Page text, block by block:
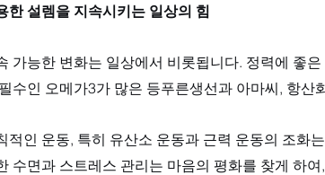
한 설렘을 지속시키는 일상의 힘
가능한 변화는 일상에서 비롯됩니다. 정력에 좋
수인 오메가3가 많은 등푸른생선과 아마씨, 항
적인 운동, 특히 유산소 운동과 근력 운동의 조화
수면과 스트레스 관리는 마음의 평화를 찾게 하